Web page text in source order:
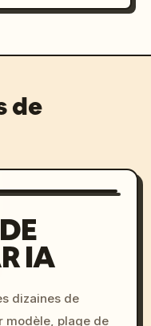
de
IA
dizaines de
modèle, plage de